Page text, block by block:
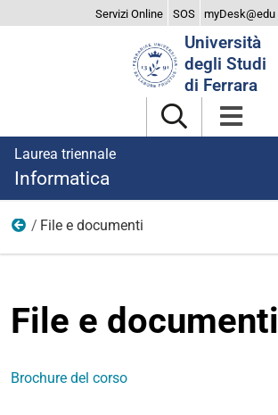
Servizi Online SOS myDesk@edu
Università
degli Studi
di Ferrara
Laurea triennale
Informatica
Home
File e documenti
File e documenti
Brochure del corso